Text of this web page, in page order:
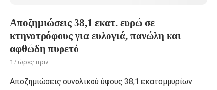
Αποζημιώσεις 38,1 εκατ. ευρώ σε
κτηνοτρόφους για ευλογιά, πανώλη και
αφθώδη πυρετό
17 ώρες πριν
Αποζημιώσεις συνολικού ύψους 38,1 εκατομμυρίων